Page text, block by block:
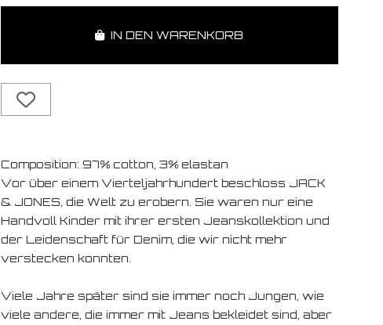
IN DEN WARENKORB
Composition: 97% cotton, 3% elastan
Vor über einem Vierteljahrhundert beschloss JACK
& JONES, die Welt zu erobern. Sie waren nur eine
Handvoll Kinder mit ihrer ersten Jeanskollektion und
der Leidenschaft für Denim, die wir nicht mehr
verstecken konnten.
Viele Jahre später sind sie immer noch Jungen, wie
viele andere, die immer mit Jeans bekleidet sind, aber